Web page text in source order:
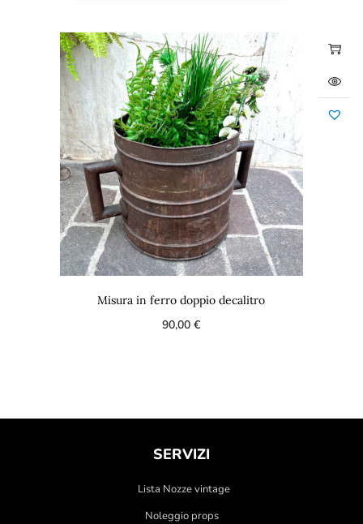
Misura in ferro doppio decalitro
90,00€
SERVIZI
Lista Nozze vintage
Noleggio props